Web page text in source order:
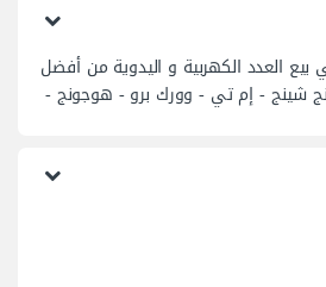
العدد الكهربية و اليدوية من أفضل
شينج - إم تي - وورك برو - هوجونج -